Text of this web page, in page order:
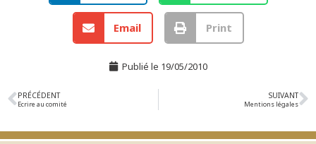
Email Print
Publié le 19/05/2010
PRÉCÉDENT
Ecrire au comité
SUIVANT
Mentions légales